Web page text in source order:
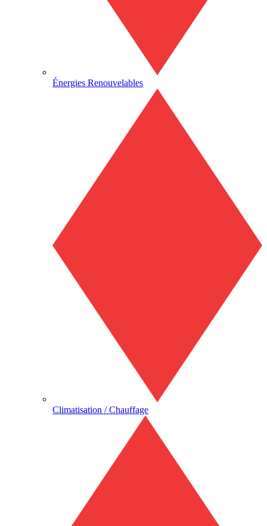
Énergies Renouvelables
Climatisation / Chauffage